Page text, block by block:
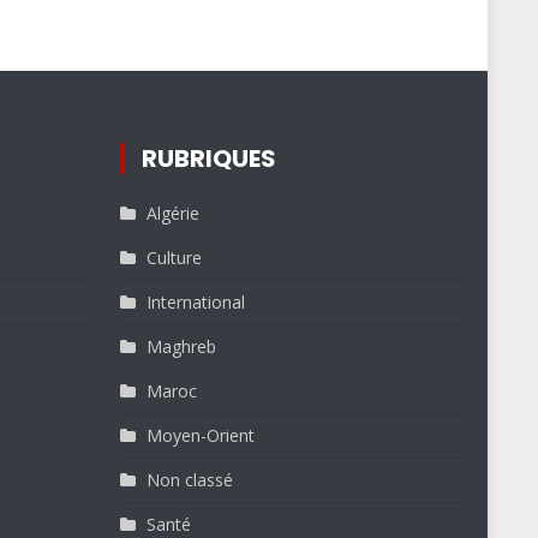
RUBRIQUES
Algérie
Culture
International
Maghreb
Maroc
Moyen-Orient
Non classé
Santé